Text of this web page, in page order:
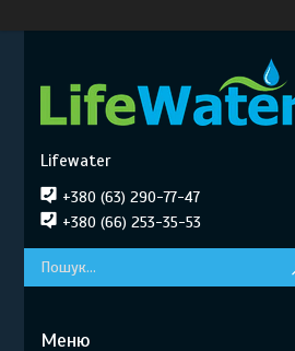
Lifewater
+380 (63) 290-77-47
+380 (66) 253-35-53